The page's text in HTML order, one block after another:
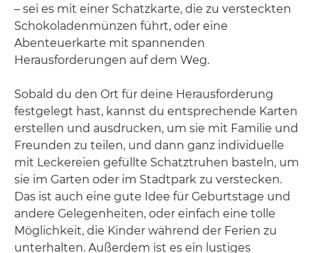
– sei es mit einer Schatzkarte, die zu versteckten
Schokoladenmünzen führt, oder eine
Abenteuerkarte mit spannenden
Herausforderungen auf dem Weg.
Sobald du den Ort für deine Herausforderung
festgelegt hast, kannst du entsprechende Karten
erstellen und ausdrucken, um sie mit Familie und
Freunden zu teilen, und dann ganz individuelle
mit Leckereien gefüllte Schatztruhen basteln, um
sie im Garten oder im Stadtpark zu verstecken.
Das ist auch eine gute Idee für Geburtstage und
andere Gelegenheiten, oder einfach eine tolle
Möglichkeit, die Kinder während der Ferien zu
unterhalten. Außerdem ist es ein lustiges